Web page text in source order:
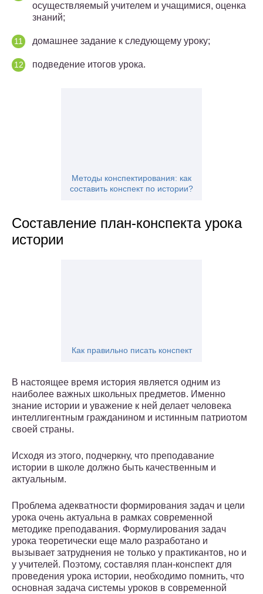
осуществляемый учителем и учащимися, оценка
знаний;
домашнее задание к следующему уроку;
подведение итогов урока.
Методы конспектирования: как
составить конспект по истории?
Составление план-конспекта урока
истории
Как правильно писать конспект
В настоящее время история является одним из
наиболее важных школьных предметов. Именно
знание истории и уважение к ней делает человека
интеллигентным гражданином и истинным патриотом
своей страны.
Исходя из этого, подчеркну, что преподавание
истории в школе должно быть качественным и
актуальным.
Проблема адекватности формирования задач и цели
урока очень актуальна в рамках современной
методике преподавания. Формулирования задач
урока теоретически еще мало разработано и
вызывает затруднения не только у практикантов, но и
у учителей. Поэтому, составляя план-конспект для
проведения урока истории, необходимо помнить, что
основная задача системы уроков в современной